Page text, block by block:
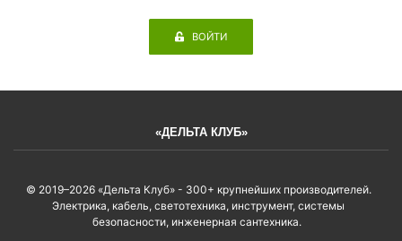
ВОЙТИ
«ДЕЛЬТА КЛУБ»
© 2019–2026 «Дельта Клуб» - 300+ крупнейших производителей.
Электрика, кабель, светотехника, инструмент, системы
безопасности, инженерная сантехника.